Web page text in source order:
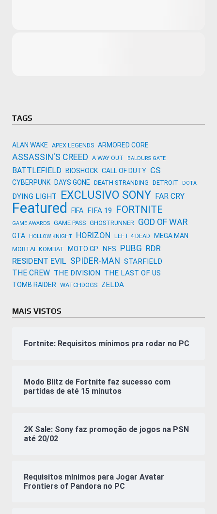
TAGS
ALAN WAKE APEX LEGENDS ARMORED CORE
ASSASSIN'S CREED A WAY OUT BALDURS GATE
BATTLEFIELD BIOSHOCK CALL OF DUTY CS
CYBERPUNK DAYS GONE DEATH STRANDING DETROIT DOTA
DYING LIGHT EXCLUSIVO SONY FAR CRY
Featured FIFA FIFA 19 FORTNITE
GAME AWARDS GAME PASS GHOSTRUNNER GOD OF WAR
GTA HOLLOW KNIGHT HORIZON LEFT 4 DEAD MEGA MAN
MORTAL KOMBAT MOTO GP NFS PUBG RDR
RESIDENT EVIL SPIDER-MAN STARFIELD
THE CREW THE DIVISION THE LAST OF US
TOMB RAIDER WATCHDOGS ZELDA
MAIS VISTOS
Fortnite: Requisitos mínimos pra rodar no PC
Modo Blitz de Fortnite faz sucesso com
partidas de até 15 minutos
2K Sale: Sony faz promoção de jogos na PSN
até 20/02
Requisitos mínimos para Jogar Avatar
Frontiers of Pandora no PC